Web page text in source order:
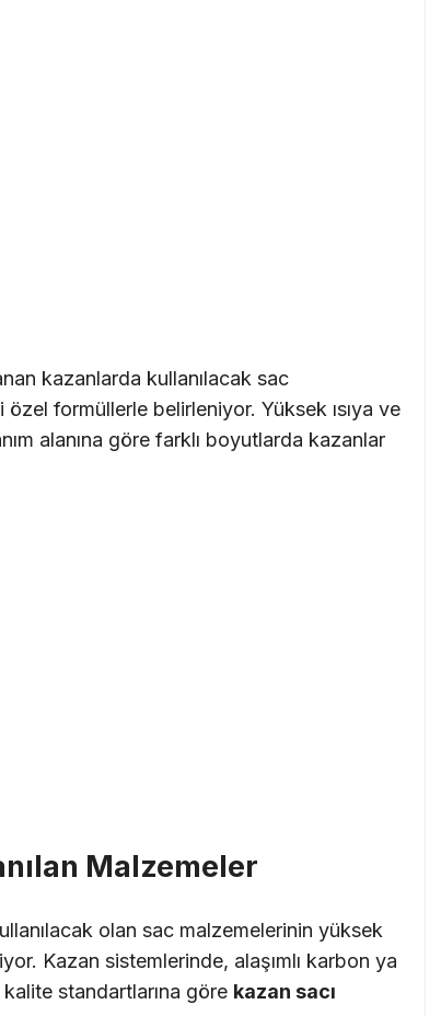
kazanlarda kullanılacak sac
özel formüllerle belirleniyor. Yüksek ısıya ve
alanına göre farklı boyutlarda kazanlar
Malzemeler
olan sac malzemelerinin yüksek
Kazan sistemlerinde, alaşımlı karbon ya
kalite standartlarına göre kazan sacı